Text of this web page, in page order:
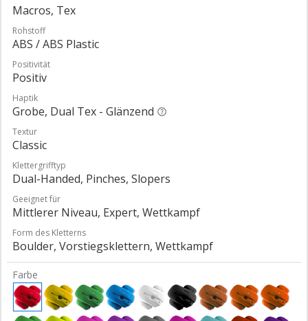
Macros, Tex
Rohstoff
ABS / ABS Plastic
Positivität
Positiv
Haptik
Grobe, Dual Tex - Glänzend
Textur
Classic
Klettergrifftyp
Dual-Handed, Pinches, Slopers
Geeignet für
Mittlerer Niveau, Expert, Wettkampf
Form des Kletterns
Boulder, Vorstiegsklettern, Wettkampf
Farbe